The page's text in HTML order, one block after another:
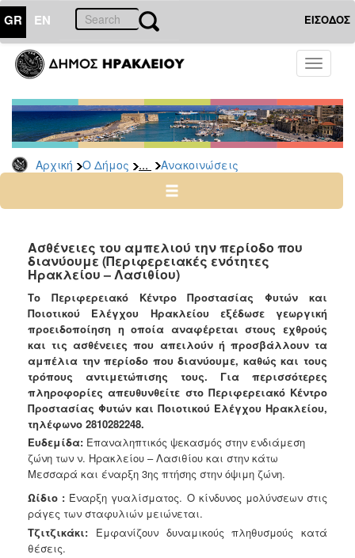
GR EN ΕΙΣΟΔΟΣ
Toggle
Αρχική Ο Δήμος ... Ανακοινώσεις
ΔΗΜΟΣ
Υπηρεσίες
&
Φορείς
Δημοτικές
Υπηρεσίες
Ηλεκτρονική
Διακυβέρνηση
Σχολικές
Επιτροπές
Αγροτική
Ανάπτυξη
Ανακοινώσεις
Προγράμματα
Προσχολική
Αγωγή
Κοιμητήρια
Κέντρο
Οικογένειας
Ασθένειες του αμπελιού την περίoδο που
διανύουμε (Περιφερειακές ενότητες
Ηρακλείου – Λασιθίου)
Το Περιφερειακό Κέντρο Προστασίας Φυτών και
Ποιοτικού Ελέγχου Ηρακλείου εξέδωσε γεωργική
προειδοποίηση η οποία αναφέρεται στους εχθρούς
και τις ασθένειες που απειλούν ή προσβάλλουν τα
αμπέλια την περίοδο που διανύουμε, καθώς και τους
τρόπους αντιμετώπισης τους. Για περισσότερες
πληροφορίες απευθυνθείτε στο Περιφερειακό Κέντρο
Προστασίας Φυτών και Ποιοτικού Ελέγχου Ηρακλείου,
τηλέφωνο 2810282248.
Ευδεμίδα: Επαναληπτικός ψεκασμός στην ενδιάμεση
ζώνη των ν. Ηρακλείου – Λασιθίου και στην κάτω
Μεσσαρά και έναρξη 3ης πτήσης στην όψιμη ζώνη.
Ωίδιο : Έναρξη γυαλίσματος. Ο κίνδυνος μολύνσεων στις
ράγες των σταφυλιών μειώνεται.
Τζιτζικάκι: Εμφανίζουν δυναμικούς πληθυσμούς κατά
θέσεις.